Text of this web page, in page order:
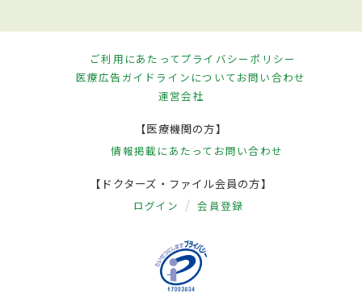
ご利用にあたってプライバシーポリシー
医療広告ガイドラインについてお問い合わせ
運営会社
【医療機関の方】
情報掲載にあたって お問い合わせ
【ドクターズ・ファイル会員の方】
ログイン 会員登録